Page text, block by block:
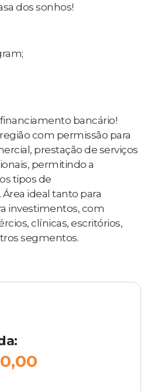
dos sonhos!
bancário!
com permissão para
prestação de serviços
permitindo a
tipos de
ideal tanto para
investimentos, com
clínicas, escritórios,
segmentos.